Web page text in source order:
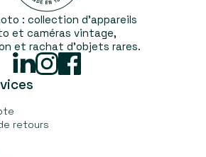
: collection d’appareils
et caméras vintage,
et rachat d'objets rares.
Linked
In
Instagram
Facebook
retours